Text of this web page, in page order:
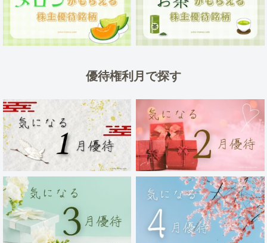
優待権利月で探す